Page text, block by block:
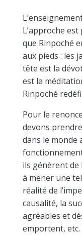
L’approche
que Rinpoché
aux pieds : les
tête est la
est la
Rinpoché
Pour le
devons
dans le monde
ils génèrent de
à mener une
réalité de
causalité, la
agréables et
emportent, etc.